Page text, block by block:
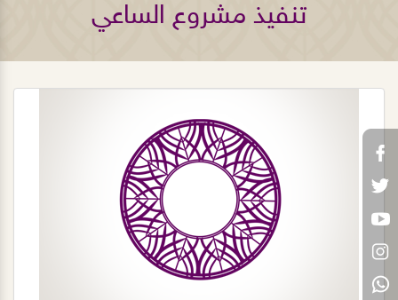
تنفيذ مشروع الساعي